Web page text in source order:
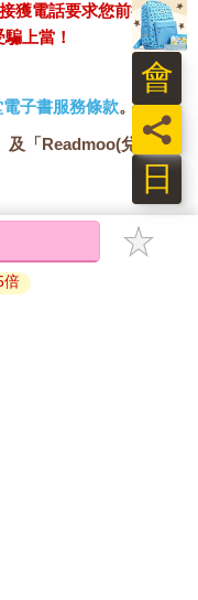
不等德思禮夫婦開口，
大步走到街上。
對阿姨和姨丈，為他的
還有更重要的事。
或消影術引發的，那和
一樣。多比有可能現在
他後面？他這麼一想，
盪盪，哈利也很清楚多
最近他經常在這些街
的地方。他每隔幾步路
獲電話要求您前往
上當！
子書服務條款。
「Readmoo(兌換
e書櫃」，點選線上
倍
日
員
會